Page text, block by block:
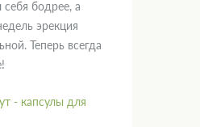
себя бодрее, а
эрекция
Теперь всегда
- капсулы для